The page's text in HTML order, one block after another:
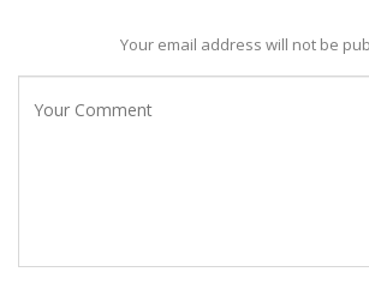
Your email address will not be